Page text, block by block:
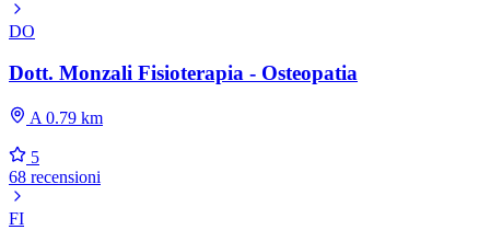
DO
Dott. Monzali Fisioterapia - Osteopatia
A 0.79 km
5
68 recensioni
FI